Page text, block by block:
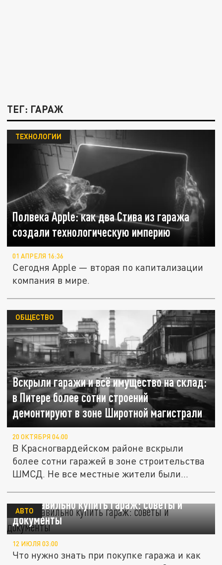
ТЕГ: ГАРАЖ
Полвека Apple: как два Стива из гаража
создали технологическую империю
ТЕХНОЛОГИИ
01 АПРЕЛЯ 16:36
Сегодня Apple — вторая по капитализации
компания в мире.
Вскрыли гаражи и всё имущество на склад:
в Питере более сотни строений
демонтируют в зоне Широтной магистрали
ОБЩЕСТВО
20 ОКТЯБРЯ 04:00
В Красногвардейском районе вскрыли
более сотни гаражей в зоне строительства
ШМСД. Не все местные жители были...
Как правильно купить гараж: советы и
документы
АВТО
12 ИЮЛЯ 03:00
Что нужно знать при покупке гаража и как